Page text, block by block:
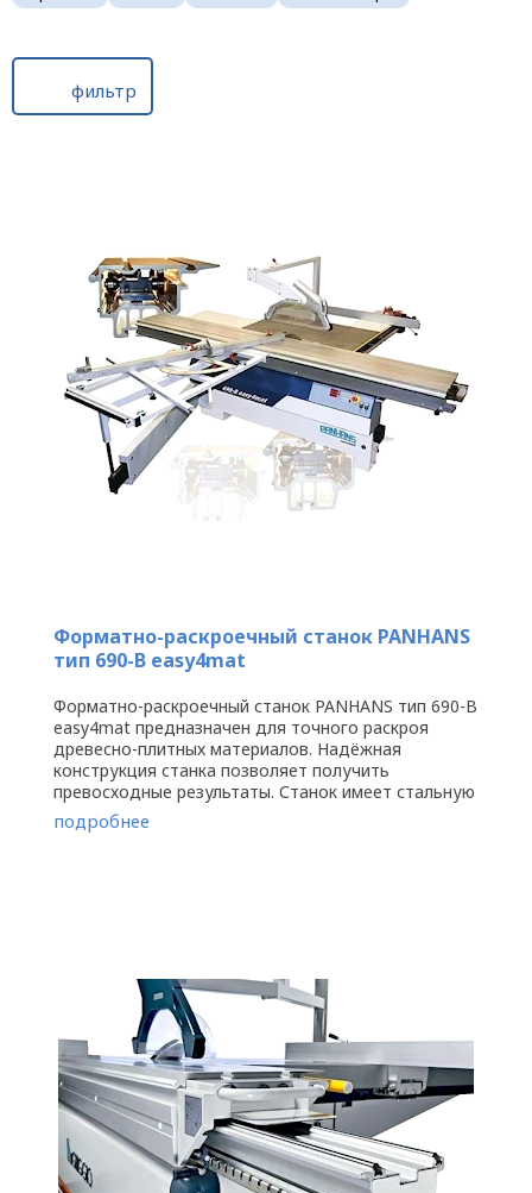
фильтр
Форматно-раскроечный станок PANHANS
тип 690-B easy4mat
Форматно-раскроечный станок PANHANS тип 690-B
easy4mat предназначен для точного раскроя
древесно-плитных материалов. Надёжная
конструкция станка позволяет получить
превосходные результаты. Станок имеет стальную
высокопрочную станину в современном ...
подробнее